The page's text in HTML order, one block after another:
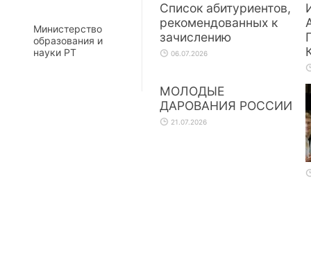
Список абитуриентов,
рекомендованных к
зачислению
06.07.2026
МОЛОДЫЕ
ДАРОВАНИЯ РОССИИ
21.07.2026
Министерство
образования и
науки РТ